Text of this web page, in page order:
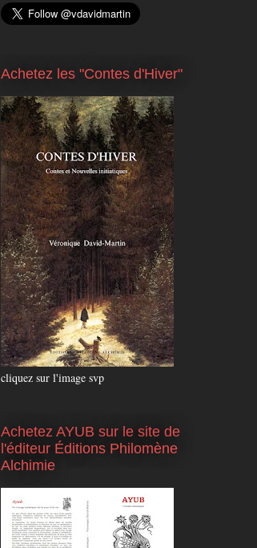
Achetez les "Contes d'Hiver"
cliquez sur l'image svp
Achetez AYUB sur le site de
l'éditeur Éditions Philomène
Alchimie